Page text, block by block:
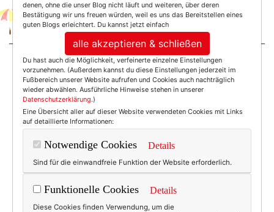
For Women. Not Girls.
Einträge mit dem
Tag: Pegaso
denen, ohne die unser Blog nicht läuft und weiteren, über deren
Bestätigung wir uns freuen würden, weil es uns das Bereitstellen eines
guten Blogs erleichtert. Du kannst jetzt einfach
alle akzeptieren & schließen
Du hast auch die Möglichkeit, verfeinerte einzelne Einstellungen
vorzunehmen. (Außerdem kannst du diese Einstellungen jederzeit im
Fußbereich unserer Website aufrufen und Cookies auch nachträglich
wieder abwählen. Ausführliche Hinweise stehen in unserer
Datenschutzerklärung.)
Eine Übersicht aller auf dieser Website verwendeten Cookies mit Links
auf detaillierte Informationen:
Notwendige Cookies Details
Sind für die einwandfreie Funktion der Website erforderlich.
Funktionelle Cookies Details
Diese Cookies finden Verwendung, um die